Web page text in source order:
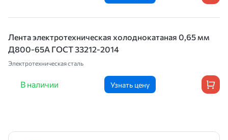
Лента электротехническая холоднокатаная 0,65 мм
Д800-65А ГОСТ 33212-2014
Электротехническая сталь
В наличии Узнать цену